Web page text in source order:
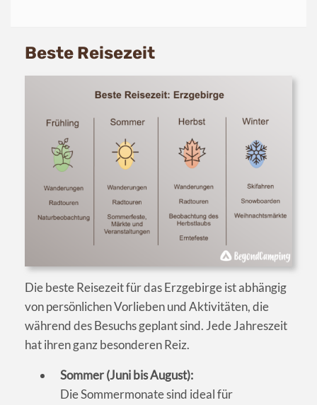
Beste Reisezeit
Die beste Reisezeit für das Erzgebirge ist abhängig
von persönlichen Vorlieben und Aktivitäten, die
während des Besuchs geplant sind. Jede Jahreszeit
hat ihren ganz besonderen Reiz.
Sommer (Juni bis August):
Die Sommermonate sind ideal für